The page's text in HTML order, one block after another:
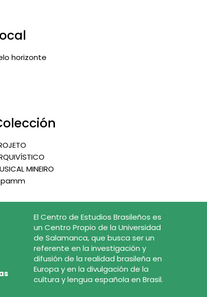
horizonte
MINEIRO
El Centro de Estudios Brasileños es
un Centro Propio de la Universidad
de Salamanca, que busca ser un
referente en la investigación y
difusión de la realidad brasileña en
Europa y en la divulgación de la
cultura y lengua española en Brasil.